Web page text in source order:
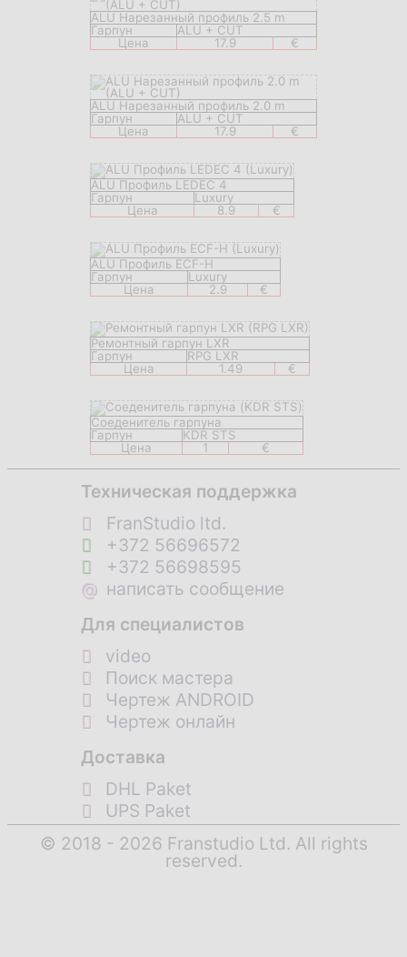
ALU Нарезанный профиль 2.5 m
Гарпун
ALU + CUT
Цена
17.9 €
ALU Нарезанный профиль 2.0 m
Гарпун
ALU + CUT
Цена
17.9 €
ALU Профиль LEDEC 4
Гарпун
Luxury
Цена
8.9 €
ALU Профиль ECF-H
Гарпун
Luxury
Цена
2.9 €
Ремонтный гарпун LXR
Гарпун
RPG LXR
Цена
1.49 €
Соеденитель гарпуна
Гарпун
KDR STS
Цена
1 €
Техническая поддержка
FranStudio ltd.
+372 56696572
+372 56698595
@ написать сообщение
Для специалистов
video
Поиск мастера
Чертеж ANDROID
Чертеж онлайн
Доставка
DHL Paket
UPS Paket
© 2018 - 2026 Franstudio Ltd. All rights
reserved.